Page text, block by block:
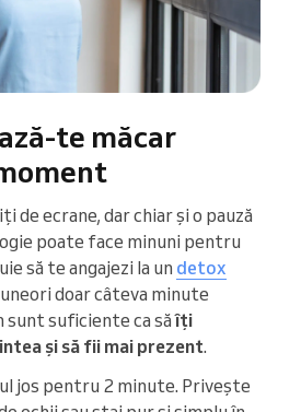
te măcar
de ecrane, dar chiar și o pauză
poate face minuni pentru
să te angajezi la un detox
doar câteva minute
suficiente ca săîți
și să fii mai prezent.
jos pentru 2 minute. Privește